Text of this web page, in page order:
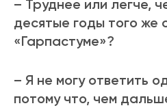
– Труднее или легче,
десятые годы того же
«Гарпастуме»?
– Я не могу ответить
потому что, чем